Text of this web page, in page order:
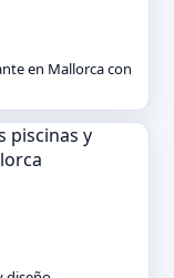
en Mallorca con